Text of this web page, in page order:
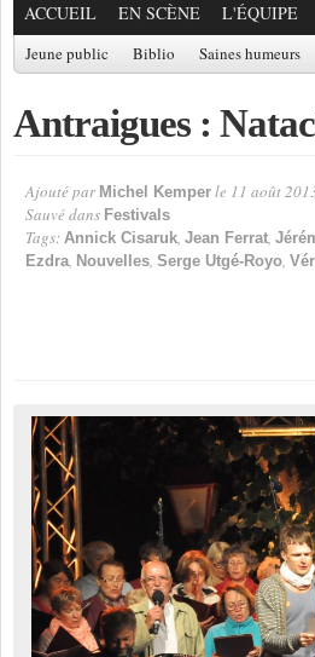
ACCUEIL EN SCÈNE L'ÉQUIPE
Jeune public Biblio Saines humeurs
Antraigues :
Ajouté par Michel Kemper le 11 août
Sauvé dans Festivals
Tags: Annick Cisaruk, Jean Ferrat,
Ezdra, Nouvelles, Serge Utgé-Royo,